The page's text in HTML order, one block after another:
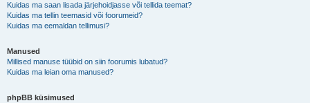
Kuidas ma saan lisada järjehoidjasse või tellida teemat?
Kuidas ma tellin teemasid või foorumeid?
Kuidas ma eemaldan tellimusi?
Manused
Millised manuse tüübid on siin foorumis lubatud?
Kuidas ma leian oma manused?
phpBB küsimused